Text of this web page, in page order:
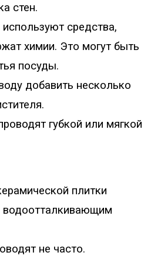
стен.
средства,
химии. Это могут быть
посуды.
добавить несколько
губкой или мягкой
плитки
водоотталкивающим
не часто.